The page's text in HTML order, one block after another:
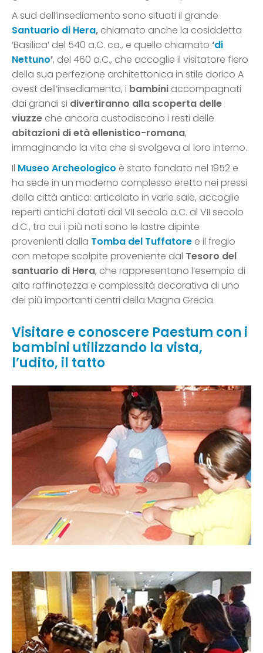
A sud dell’insediamento sono situati il grande
Santuario di Hera, chiamato anche la cosiddetta
‘Basilica’ del 540 a.C. ca., e quello chiamato ‘di
Nettuno’, del 460 a.C., che accoglie il visitatore fiero
della sua perfezione architettonica in stile dorico A
ovest dell’insediamento, i bambini accompagnati
dai grandi si divertiranno alla scoperta delle
viuzze che ancora custodiscono i resti delle
abitazioni di età ellenistico-romana,
immaginando la vita che si svolgeva al loro interno.
Il Museo Archeologico è stato fondato nel 1952 e
ha sede in un moderno complesso eretto nei pressi
della città antica: articolato in varie sale, accoglie
reperti antichi datati dal VII secolo a.C. al VII secolo
d.C., tra cui i più noti sono le lastre dipinte
provenienti dalla Tomba del Tuffatore e il fregio
con metope scolpite proveniente dal Tesoro del
santuario di Hera, che rappresentano l’esempio di
alta raffinatezza e complessità decorativa di uno
dei più importanti centri della Magna Grecia.
Visitare e conoscere Paestum con i
bambini utilizzando la vista,
l’udito, il tatto